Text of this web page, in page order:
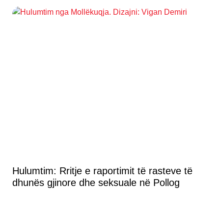
Hulumtim: Rritje e raportimit të rasteve të
dhunës gjinore dhe seksuale në Pollog